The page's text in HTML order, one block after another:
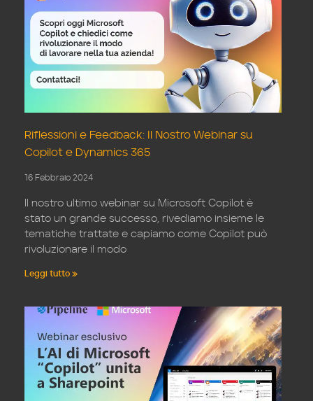
Riflessioni e Feedback: Il Nostro Webinar su
Copilot e Dynamics 365
16 Febbraio 2024
Il nostro ultimo webinar su Microsoft Copilot è
stato un grande successo, rivediamo insieme le
tematiche trattate e capiamo come Copilot può
rivoluzionare il modo
Leggi tutto »